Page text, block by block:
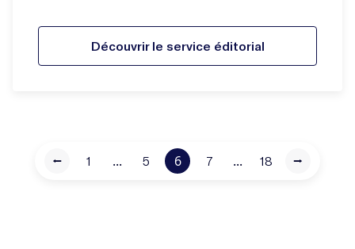
Découvrir le service éditorial
⭠ 1 ... 5 6 7 ... 18 ⭢